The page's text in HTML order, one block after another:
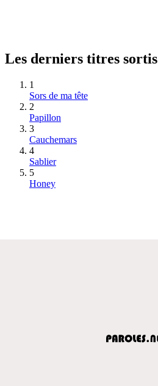
Les derniers titres sortis
1
Sors de ma tête
2
Papillon
3
Cauchemars
4
Sablier
5
Honey